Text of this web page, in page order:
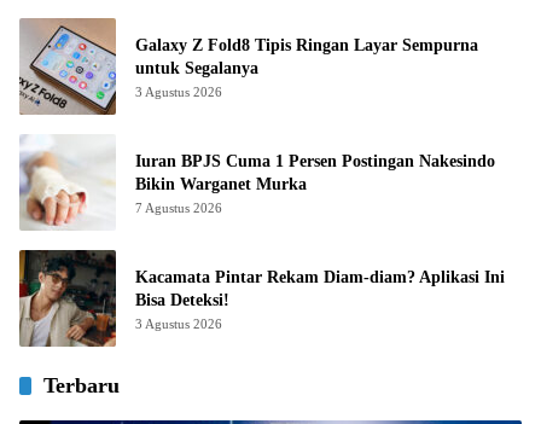
Galaxy Z Fold8 Tipis Ringan Layar Sempurna
untuk Segalanya
3 Agustus 2026
Iuran BPJS Cuma 1 Persen Postingan Nakesindo
Bikin Warganet Murka
7 Agustus 2026
Kacamata Pintar Rekam Diam-diam? Aplikasi Ini
Bisa Deteksi!
3 Agustus 2026
Terbaru